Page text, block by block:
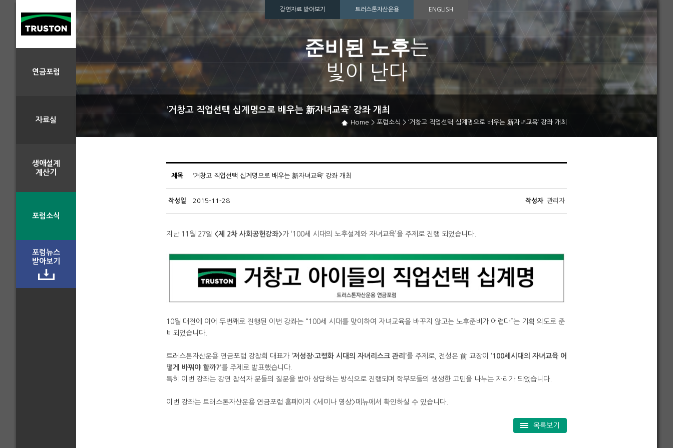
연금포럼
자료실
생애설계
계산기
포럼소식
포럼뉴스
받아보기
강연자료 받아보기 트러스톤자산운용 ENGLISH
준비된 노후는
빛이 난다
‘거창고 직업선택 십계명으로 배우는 新자녀교육’ 강좌 개최
Home > 포럼소식 > ‘거창고 직업선택 십계명으로 배우는 新자녀교육’ 강좌 개최
제목 ‘거창고 직업선택 십계명으로 배우는 新자녀교육’ 강좌 개최
작성일 2015-11-28 작성자 관리자
지난 11월 27일 <제 2차 사회공헌강좌>가 ‘100세 시대의 노후설계와 자녀교육’을 주제로 진행 되었습니다.
10월 대전에 이어 두번째로 진행된 이번 강좌는 “100세 시대를 맞이하여 자녀교육을 바꾸지 않고는 노후준비가 어렵다”는 기획 의도로 준
비되었습니다.
트러스톤자산운용 연금포럼 강창희 대표가 ‘저성장·고령화 시대의 자녀리스크 관리’를 주제로, 전성은 前 교장이
‘100세시대의 자녀교육 어
떻게 바꿔야 할까?’를 주제로 발표했습니다.
특히 이번 강좌는 강연 참석자 분들의 질문을 받아 상담하는 방식으로 진행되며 학부모들의 생생한 고민을 나누는 자리가 되었습니다.
이번 강좌는 트러스톤자산운용 연금포럼 홈페이지 <세미나 영상>메뉴에서 확인하실 수 있습니다.
목록보기